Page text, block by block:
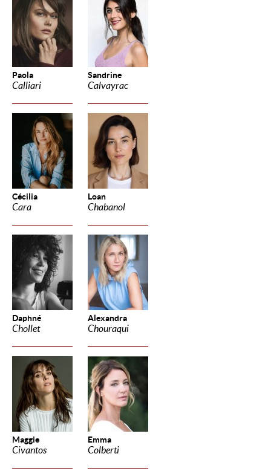
Paola
Calliari
Sandrine
Calvayrac
Cécilia
Cara
Loan
Chabanol
Daphné
Chollet
Alexandra
Chouraqui
Maggie
Civantos
Emma
Colberti